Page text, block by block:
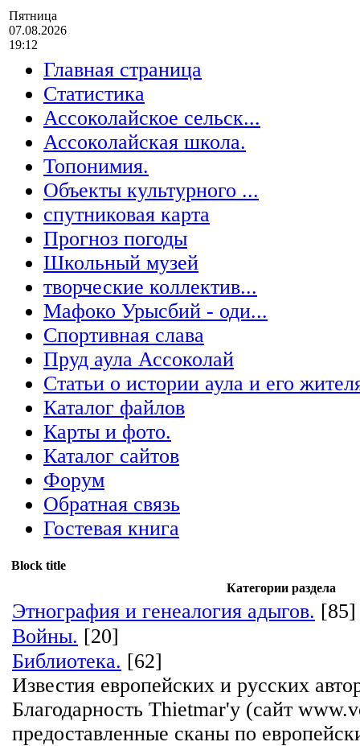
Пятница
07.08.2026
19:12
Главная страница
Статистика
Ассоколайское сельск...
Ассоколайская школа.
Топонимия.
Объекты культурного ...
спутниковая карта
Прогноз погоды
Школьный музей
творческие коллектив...
Мафоко Урысбий - оди...
Спортивная слава
Пруд аула Ассоколай
Статьи о истории аула и его
Каталог файлов
Карты и фото.
Каталог сайтов
Форум
Обратная связь
Гостевая книга
Block title
Категории раздела
Этнография и генеалогия адыгов. [85]
Войны. [20]
Библиотека. [62]
Известия европейских и русских
Благодарность Thietmar'у (сайт
предоставленные сканы по